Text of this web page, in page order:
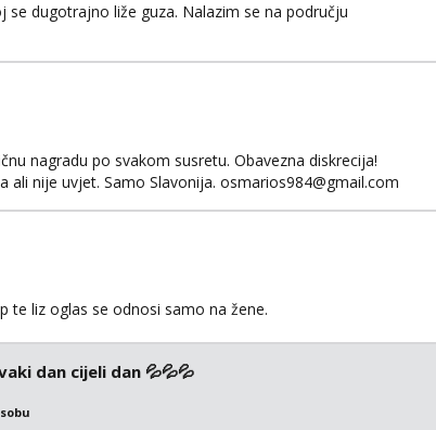
dugotrajno liže guza. Nalazim se na području
nagradu po svakom susretu. Obavezna diskrecija!
nije uvjet. Samo Slavonija. osmarios984@gmail.com
te liz oglas se odnosi samo na žene.
dan cijeli dan 💦💦💦